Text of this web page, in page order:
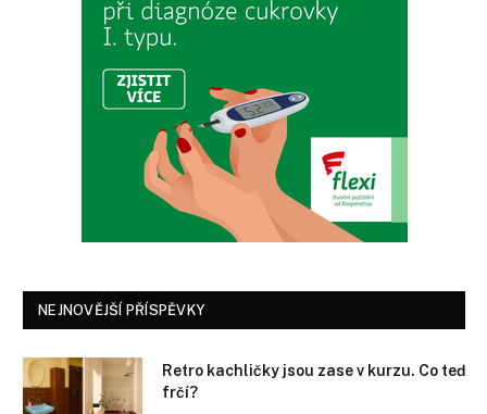
NEJNOVĚJŠÍ PŘÍSPĚVKY
Retro kachličky jsou zase v kurzu. Co teď
frčí?